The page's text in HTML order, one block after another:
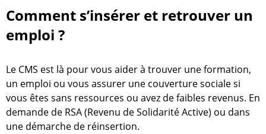
Comment s’insérer et retrouver un
emploi ?
Le CMS est là pour vous aider à trouver une formation,
un emploi ou vous assurer une couverture sociale si
vous êtes sans ressources ou avez de faibles revenus. En
demande de RSA (Revenu de Solidarité Active) ou dans
une démarche de réinsertion.